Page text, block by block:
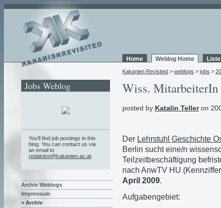
Home Weblog Home
Kakanien Revisited > weblogs > jobs >
Wiss.
posted by Katalin Telleron
Der Lehrstuhl Geschichte
Berlin sucht eine/n
Teilzeitbeschäftigung
nach AnwTV HU
April 2009.
Aufgabengebiet:
Jobs Weblog
You'll find job postings in this
blog. You can contact us via
an email to
redaktion@kakanien.ac.at
Archiv Weblogs
Impressum
> Archiv